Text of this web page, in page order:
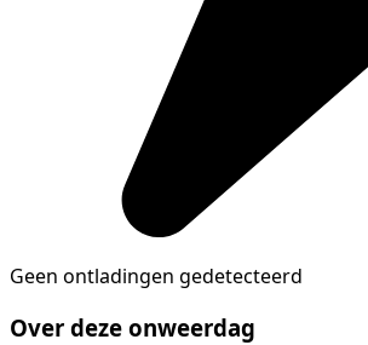
Geen ontladingen gedetecteerd
Over deze onweerdag